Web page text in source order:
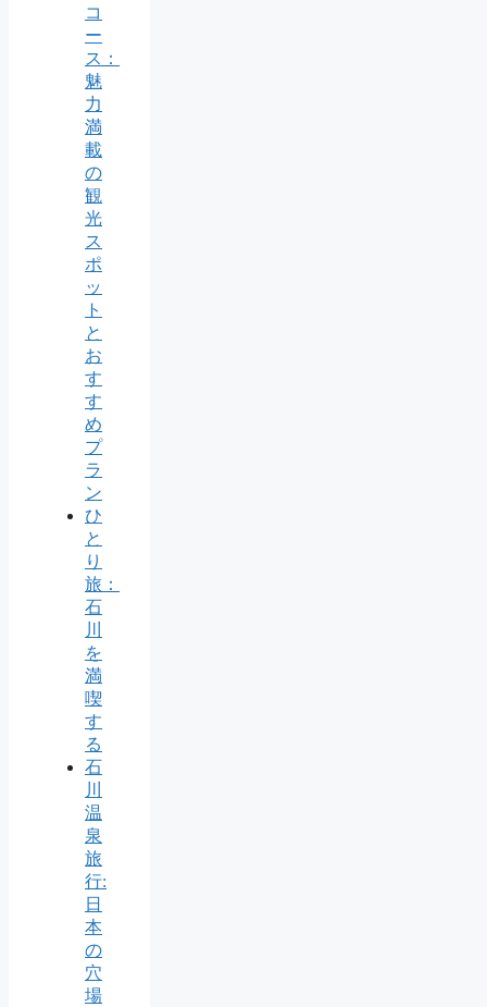
コ
ー
ス：
魅
力
満
載
の
観
光
ス
ポ
ッ
ト
と
お
す
す
め
プ
ラ
ン
ひ
と
り
旅：
石
川
を
満
喫
す
る
石
川
温
泉
旅
行:
日
本
の
穴
場